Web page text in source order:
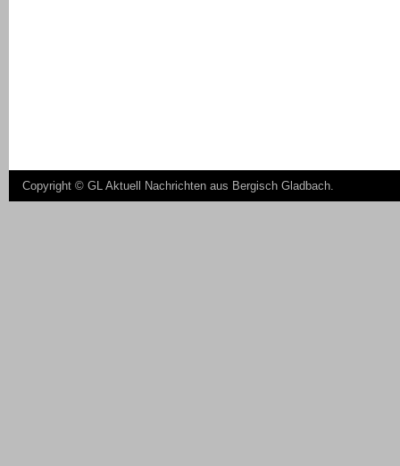
Copyright © GL Aktuell Nachrichten aus Bergisch Gladbach.